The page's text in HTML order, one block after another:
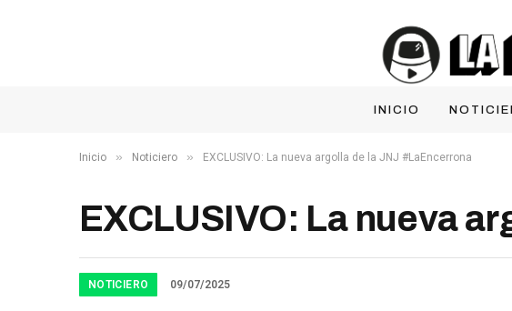
INICIO
Inicio » Noticiero » EXCLUSIVO: La nueva argolla de la JNJ #LaEncerrona
EXCLUSIVO: La nueva
NOTICIERO 09/07/2025